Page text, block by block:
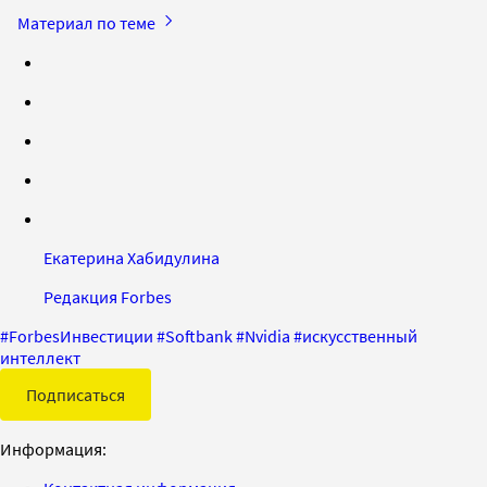
Материал по теме
Екатерина Хабидулина
Редакция Forbes
#ForbesИнвестиции #Softbank#Nvidia #искусственный
интеллект
Подписаться
Информация: